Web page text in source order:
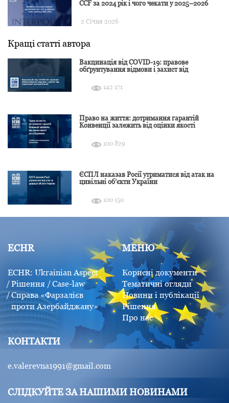
CCF за 2024 рік і чого чекати у 2025–2026
2 Січня 2026
Кращі статті автора
Вакцинація від COVID-19: правове
обґрунтування відмови і захист від
142 171
Право на життя: дотримання гарантій
Конвенції залежить від оцінки якості
100 829
ЄСПЛ наказав Росії утриматися від атак на
цивільні об’єкти України
100 150
ECHR
ECHR: Ukrainian Aspect
Рішення
Case-law
Справа «Фарзалієв
проти Азербайджану»
МЕНЮ
Корисні документи
Тематичні огляди
Новини і публікації
Рішення
Про нас
КОНТАКТИ
e.valerevna1991@gmail.com
СЛІДКУЙТЕ ЗА НАШИМИ НОВИНАМИ